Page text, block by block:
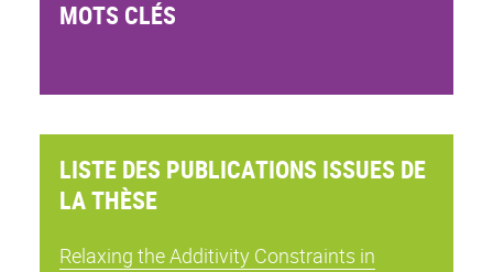
MOTS CLÉS
LISTE DES PUBLICATIONS ISSUES DE
LA THÈSE
Relaxing the Additivity Constraints in